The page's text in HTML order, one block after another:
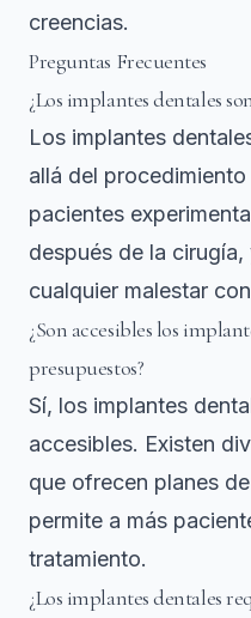
creencias.
Preguntas Frecuentes
¿Los implantes dentales
Los implantes
allá del
pacientes
después de la
cualquier malestar
¿Son accesibles los
presupuestos?
Sí, los implantes
accesibles. Existen
que ofrecen planes
permite a más
tratamiento.
¿Los implantes dentales